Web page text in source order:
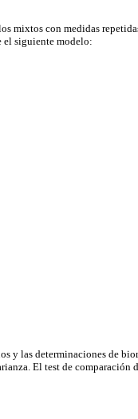
mixtos con medidas
el siguiente modelo:
y las determinaciones de
El test de